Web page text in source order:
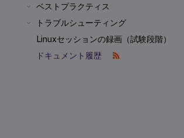
ベストプラクティス
トラブルシューティング
Linuxセッションの録画（試験段階）
ドキュメント履歴